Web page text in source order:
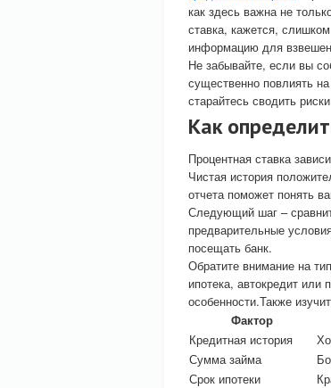
как здесь важна не
ставка, кажется,
информацию для
Не забывайте, если вы
существенно повлиять
старайтесь сводить
Как
Процентная ставка
Чистая история
отчета поможет понять
Следующий шаг –
предварительные
посещать банк.
Обратите внимание на
ипотека, автокредит
особенности.Также
Фактор
Кредитная история
Сумма займа
Срок ипотеки